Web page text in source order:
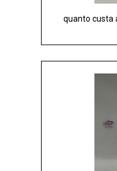
quanto custa